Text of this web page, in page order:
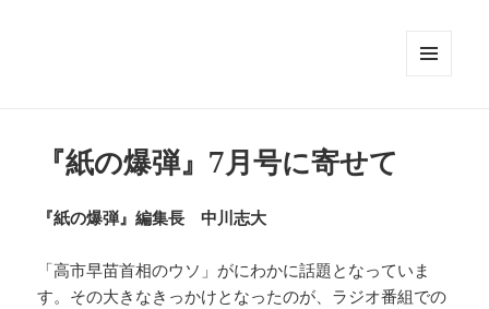
『紙の爆弾』7月号に寄せて
『紙の爆弾』編集長 中川志大
「高市早苗首相のウソ」がにわかに話題となっていま
す。その大きなきっかけとなったのが、ラジオ番組での